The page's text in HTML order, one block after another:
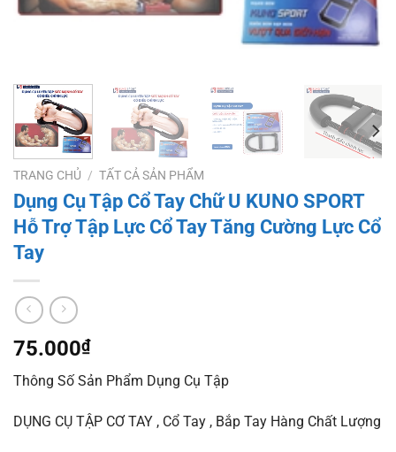
TRANG CHỦ / TẤT CẢ SẢN PHẨM
Dụng Cụ Tập Cổ Tay Chữ U KUNO SPORT
Hỗ Trợ Tập Lực Cổ Tay Tăng Cường Lực Cổ
Tay
75.000₫
Thông Số Sản Phẩm Dụng Cụ Tập
DỤNG CỤ TẬP CƠ TAY , Cổ Tay , Bắp Tay Hàng Chất Lượng